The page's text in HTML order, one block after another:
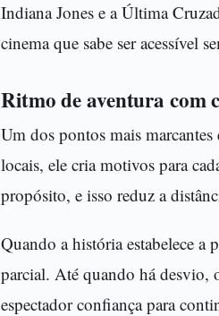
Indiana Jones e a Última
cinema que sabe ser acessível
Ritmo de aventura com
Um dos pontos mais
locais, ele cria motivos para
propósito, e isso reduz a
Quando a história estabelece a
parcial. Até quando há desvio,
espectador confiança para